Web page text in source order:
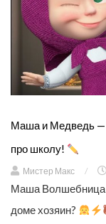
Маша и Медведь —
про школу!
Мистер Макс /
Маша Волшебница
доме хозяин?